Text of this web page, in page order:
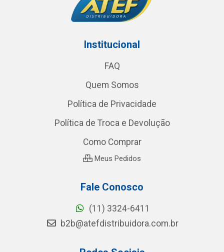
Institucional
FAQ
Quem Somos
Política de Privacidade
Política de Troca e Devolução
Como Comprar
Meus Pedidos
Fale Conosco
(11) 3324-6411
b2b@atefdistribuidora.com.br